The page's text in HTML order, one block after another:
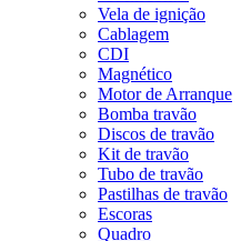
Vela de ignição
Cablagem
CDI
Magnético
Motor de Arranque
Bomba travão
Discos de travão
Kit de travão
Tubo de travão
Pastilhas de travão
Escoras
Quadro